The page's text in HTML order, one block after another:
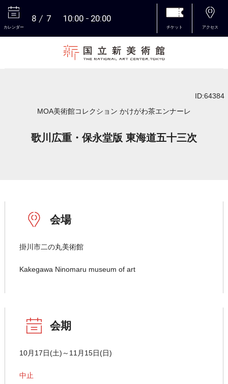
カレンダー
8 7 10:00 20:00
チケット アクセス
ID:64384
MOA美術館コレクション かけがわ茶エンナーレ
歌川広重・保永堂版 東海道五十三次
会場
掛川市二の丸美術館
Kakegawa Ninomaru museum of art
会期
10月17日(土)～11月15日(日)
中止